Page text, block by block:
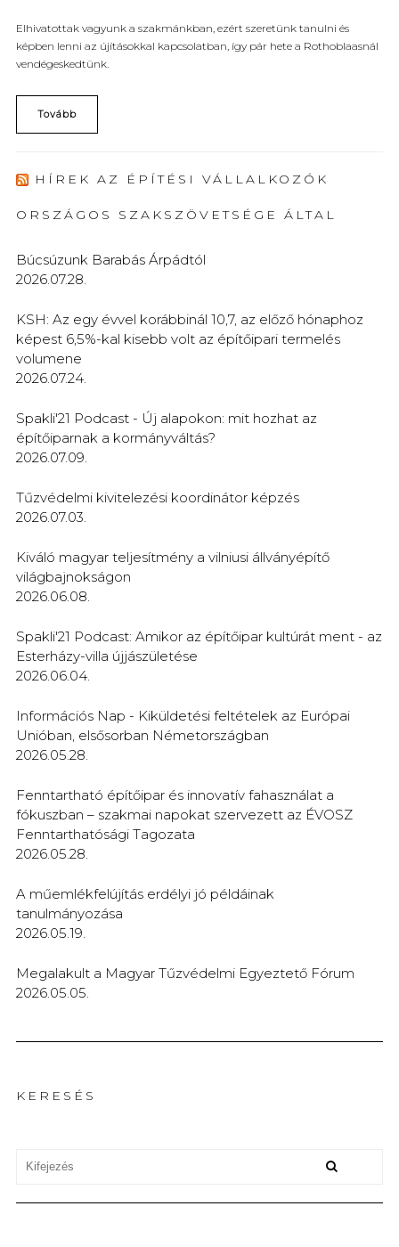
Elhivatottak vagyunk a szakmánkban, ezért szeretünk tanulni és
képben lenni az újításokkal kapcsolatban, így pár hete a Rothoblaasnál
vendégeskedtünk.
Tovább
HÍREK AZ ÉPÍTÉSI VÁLLALKOZÓK
ORSZÁGOS SZAKSZÖVETSÉGE ÁLTAL
Búcsúzunk Barabás Árpádtól
2026.07.28.
KSH: Az egy évvel korábbinál 10,7, az előző hónaphoz
képest 6,5%-kal kisebb volt az építőipari termelés
volumene
2026.07.24.
Spakli'21 Podcast - Új alapokon: mit hozhat az
építőiparnak a kormányváltás?
2026.07.09.
Tűzvédelmi kivitelezési koordinátor képzés
2026.07.03.
Kiváló magyar teljesítmény a vilniusi állványépítő
világbajnokságon
2026.06.08.
Spakli'21 Podcast: Amikor az építőipar kultúrát ment - az
Esterházy-villa újjászületése
2026.06.04.
Információs Nap - Kiküldetési feltételek az Európai
Unióban, elsősorban Németországban
2026.05.28.
Fenntartható építőipar és innovatív fahasználat a
fókuszban – szakmai napokat szervezett az ÉVOSZ
Fenntarthatósági Tagozata
2026.05.28.
A műemlékfelújítás erdélyi jó példáinak
tanulmányozása
2026.05.19.
Megalakult a Magyar Tűzvédelmi Egyeztető Fórum
2026.05.05.
KERESÉS